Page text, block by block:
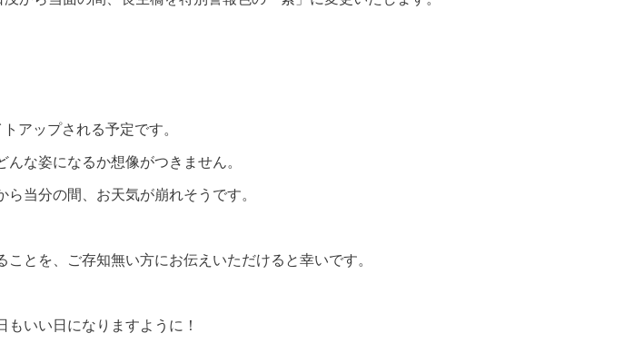
アップされる予定です。
な姿になるか想像がつきません。
当分の間、お天気が崩れそうです。
とを、ご存知無い方にお伝えいただけると幸いです。
いい日になりますように！